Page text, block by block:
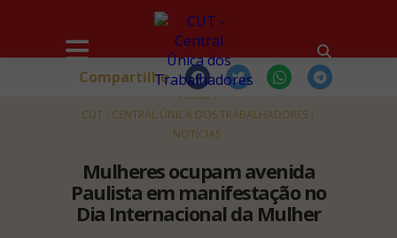
HOME
CUT - CENTRAL ÚNICA DOS TRABALHADORES
NOTÍCIAS
Mulheres ocupam avenida
Paulista em manifestação no
Dia Internacional da Mulher
Compartilhe